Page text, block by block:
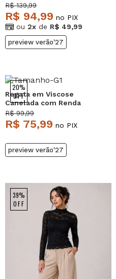
R$ 139,99
R$ 94,99 no PIX
ou 2x de R$ 49,99
preview verão'27
20%
OFF
Regata em Viscose
Canelada com Renda
Preta Salvatore
R$ 99,99
R$ 75,99 no PIX
preview verão'27
39%
OFF